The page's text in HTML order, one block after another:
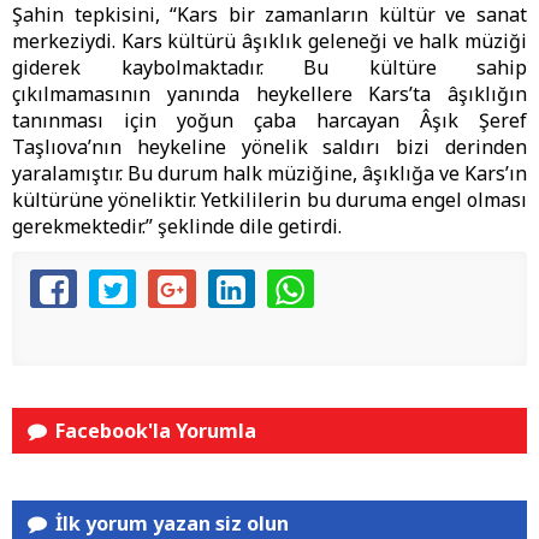
Şahin tepkisini, “Kars bir zamanların kültür ve sanat
merkeziydi. Kars kültürü âşıklık geleneği ve halk müziği
giderek kaybolmaktadır. Bu kültüre sahip
çıkılmamasının yanında heykellere Kars’ta âşıklığın
tanınması için yoğun çaba harcayan Âşık Şeref
Taşlıova’nın heykeline yönelik saldırı bizi derinden
yaralamıştır. Bu durum halk müziğine, âşıklığa ve Kars’ın
kültürüne yöneliktir. Yetkililerin bu duruma engel olması
gerekmektedir.” şeklinde dile getirdi.
Facebook'la Yorumla
İlk yorum yazan siz olun